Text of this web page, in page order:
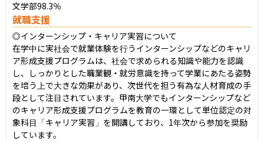
文学部98.3％
就職支援
◎インターンシップ・キャリア実習について
在学中に実社会で就業体験を行うインターンシップなどのキャリ
ア形成支援プログラムは、社会で求められる知識や能力を認識
し、しっかりとした職業観・就労意識を持って学業にあたる姿勢
を培う上で大きな効果があり、次世代を担う有為な人材育成の手
段として注目されています。甲南大学でもインターンシップなど
のキャリア形成支援プログラムを教育の一環として単位認定の対
象科目「キャリア実習」を開講しており、1年次から参加を奨励
しています。